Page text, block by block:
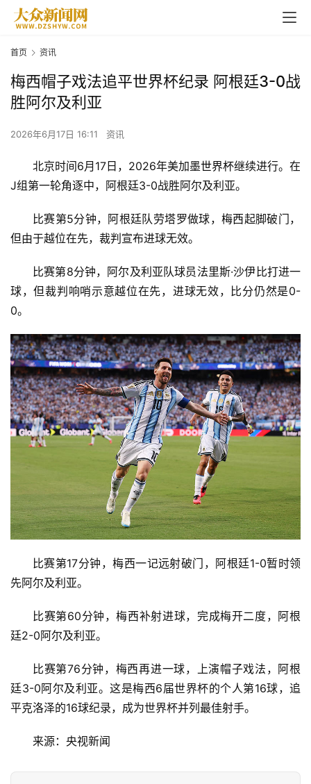
首
页
讯
业
费
生
技
首页 资讯
梅西帽子戏法追平世界杯纪录 阿根廷3-0战
胜阿尔及利亚
2026年6月17日 16:11 资讯
北京时间6月17日，2026年美加墨世界杯继续进行。在
J组第一轮角逐中，阿根廷3-0战胜阿尔及利亚。
比赛第5分钟，阿根廷队劳塔罗做球， 梅西起脚破门，
但由于越位在先，裁判宣布进球无效。
比赛第8分钟，阿尔及利亚队球员法里斯·沙伊比打进一
球，但裁判响哨示意越位在先，进球无效，比分仍然是0-
0。
比赛第17分钟，梅西一记远射破门，阿根廷1-0暂时领
先阿尔及利亚。
比赛第60分钟，梅西补射进球，完成梅开二度，阿根
廷2-0阿尔及利亚。
比赛第76分钟，梅西再进一球，上演帽子戏法，阿根
廷3-0阿尔及利亚。这是梅西6届世界杯的个人第16球，追
平克洛泽的16球纪录，成为世界杯并列最佳射手。
来源：央视新闻